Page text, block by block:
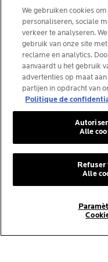
La Roche-Posay
86270 La Roche-Posay
*IQVIA NPA,
voorgeschreven
YTD 08/2025, België.
© La Roche-Posay
We gebruiken cookies
personaliseren, sociale
verkeer te analyseren.
gebruik van onze site
reclame en analytics.
aanvaardt u het gebruik
advertenties op maat
partijen in opdracht van
Politique de
Refuser
Alle
Alle